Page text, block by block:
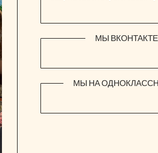
МЫ ВКОНТАКТЕ
МЫ НА